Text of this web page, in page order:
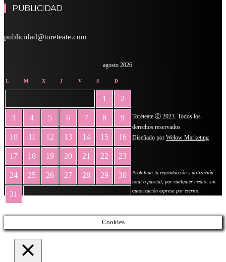
PUBLICIDAD
publicidad@toreteate.com
agosto 2026
L M X J V S D
1 2
3 4 5 6 7 8 9
10 11 12 13 14 15 16
17 18 19 20 21 22 23
24 25 26 27 28 29 30
31
Toreteate Ⓒ 2023. Todos los
derechos reservados
Diseñado por Welow Marketing
Prohibida la reproducción y utilización
total o parcial, por cualquier medio, sin
autorización expresa por escrito.
Cookies